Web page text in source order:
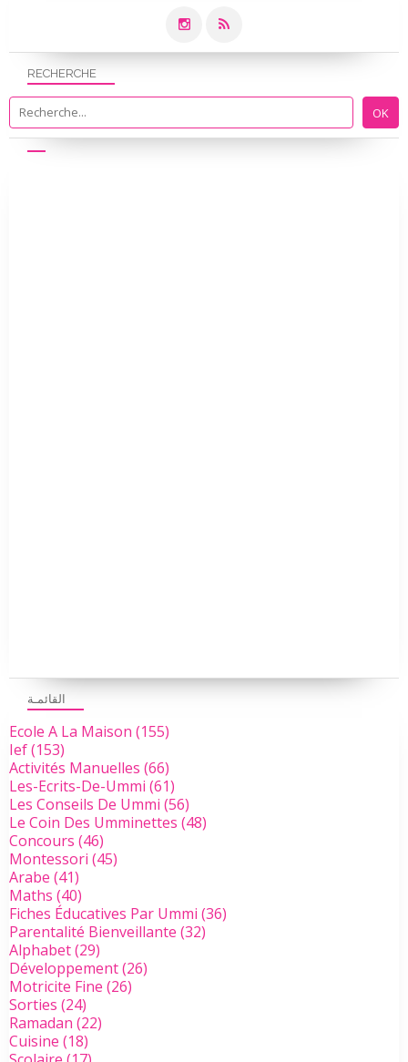
RECHERCHE
القائمـة
Ecole A La Maison (155)
Ief(153)
Activités Manuelles (66)
Les-Ecrits-De-Ummi (61)
Les Conseils De Ummi (56)
Le Coin Des Umminettes (48)
Concours (46)
Montessori (45)
Arabe (41)
Maths (40)
Fiches Éducatives Par Ummi (36)
Parentalité Bienveillante (32)
Alphabet(29)
Développement(26)
Motricite Fine (26)
Sorties (24)
Ramadan (22)
Cuisine (18)